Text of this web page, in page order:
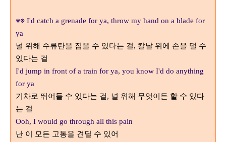
※※ I'd catch a grenade for ya, throw my hand on a blade for
ya
널 위해 수류탄을 집을 수 있다는 걸, 칼날 위에 손을 댈 수
있다는 걸
I'd jump in front of a train for ya, you know I'd do anything
for ya
기차로 뛰어들 수 있다는 걸, 널 위해 무엇이든 할 수 있다
는 걸
Ooh, I would go through all this pain
난 이 모든 고통을 견딜 수 있어